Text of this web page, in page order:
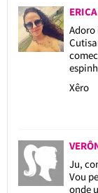
ERICA
Adoro
Xêro
Ju,
Vou
onde